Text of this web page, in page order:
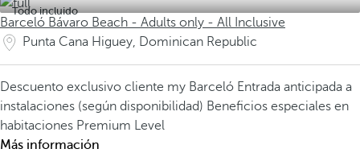
Todo incluido
Barceló Bávaro Beach - Adults only - All Inclusive
Punta Cana Higuey, Dominican Republic
Descuento exclusivo cliente my Barceló Entrada anticipada a
instalaciones (según disponibilidad) Beneficios especiales en
habitaciones Premium Level
Más información